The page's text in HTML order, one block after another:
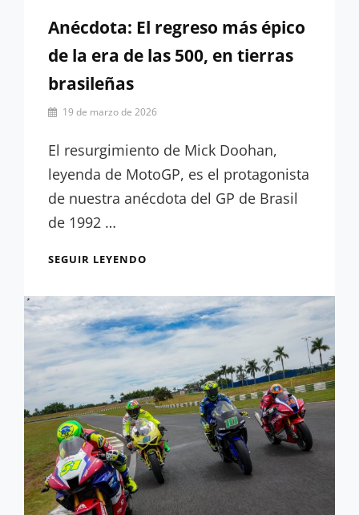
Anécdota: El regreso más épico
de la era de las 500, en tierras
brasileñas
Por
Villagrá
19 de marzo de 2026
El resurgimiento de Mick Doohan,
leyenda de MotoGP, es el protagonista
de nuestra anécdota del GP de Brasil
de 1992 …
SEGUIR LEYENDO
MÁS
ÉPICO
DE
ERA
DE
LAS
500,
EN
TIERRAS
BRASILEÑAS